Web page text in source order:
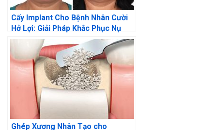
Cấy Implant Cho Bệnh Nhân Cười
Hở Lợi: Giải Pháp Khắc Phục Nụ
Cười Hoàn Hảo
Ghép Xương Nhân Tạo cho